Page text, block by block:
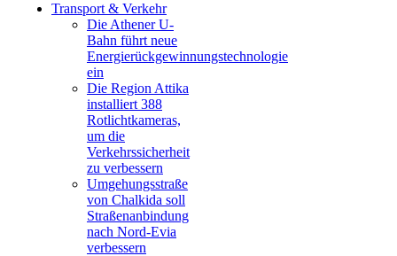
Transport & Verkehr
Die Athener U-
Bahn führt neue
Energierückgewinnungstechnologie
ein
Die Region Attika
installiert 388
Rotlichtkameras,
um die
Verkehrssicherheit
zu verbessern
Umgehungsstraße
von Chalkida soll
Straßenanbindung
nach Nord-Evia
verbessern